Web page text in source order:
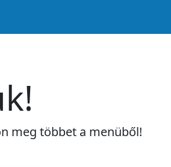
meg többet a menüből!